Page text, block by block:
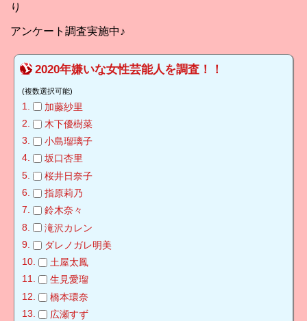
り
アンケート調査実施中♪
2020年嫌いな女性芸能人を調査！！
(複数選択可能)
加藤紗里
木下優樹菜
小島瑠璃子
坂口杏里
桜井日奈子
指原莉乃
鈴木奈々
滝沢カレン
ダレノガレ明美
土屋太鳳
生見愛瑠
橋本環奈
広瀬すず